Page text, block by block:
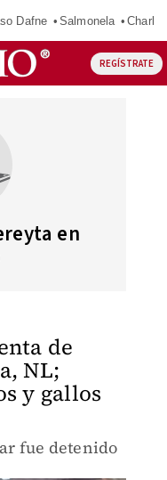
Dafne Salmonela
REGÍSTRATE
en
de
NL;
y gallos
fue detenido